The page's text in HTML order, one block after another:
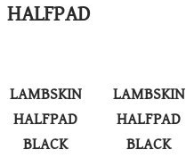
HALFPAD
LAMBSKIN
HALFPAD
BLACK
LAMBSKIN
HALFPAD
BLACK